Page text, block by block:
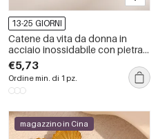
13-25 GIORNI
Catene da vita da donna in
acciaio inossidabile con pietra
naturale e conchiglia per le
vacanze, 1 pezzo
€5,73
Ordine min. di 1 pz.
magazzino in Cina